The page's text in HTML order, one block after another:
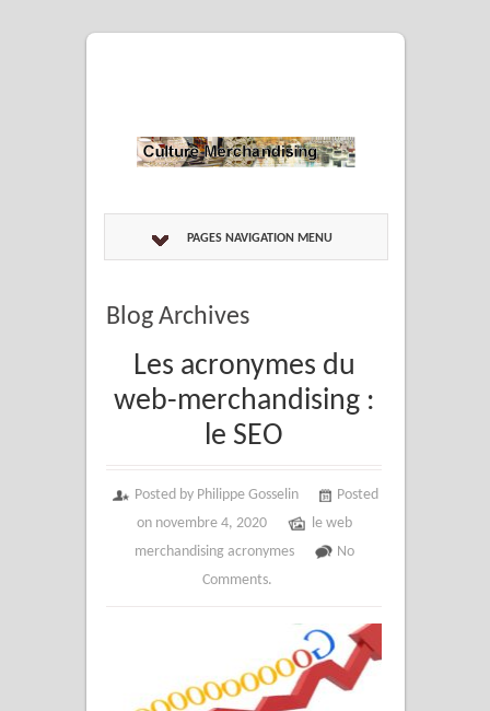
PAGES NAVIGATION MENU
Blog Archives
Les acronymes du
web-merchandising :
le SEO
Posted by Philippe Gosselin
Posted
on novembre 4, 2020
le web
merchandising acronymes
No
Comments.